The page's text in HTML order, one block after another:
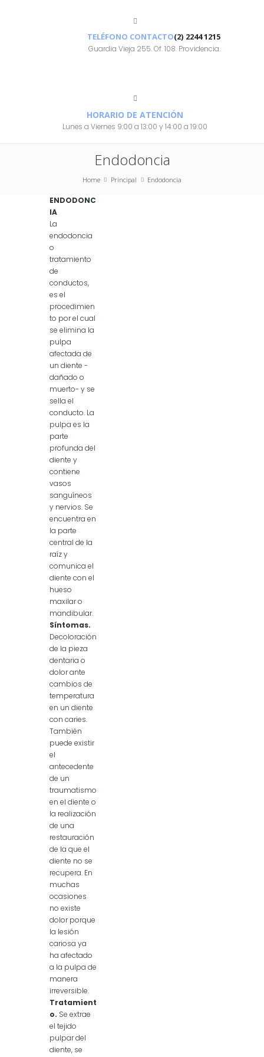
TELÉFONO CONTACTO(2) 2244 1215
Guardia Vieja 255. Of. 108. Providencia.
HORARIO DE ATENCIÓN
Lunes a Viernes 9:00 a 13:00 y 14:00 a 19:00
Endodoncia
Home Principal Endodoncia
ENDODONC
IA
La
endodoncia
o
tratamiento
de
conductos,
es el
procedimien
to por el cual
se elimina la
pulpa
afectada de
un diente -
dañado o
muerto- y se
sella el
conducto. La
pulpa es la
parte
profunda del
diente y
contiene
vasos
sanguíneos
y nervios. Se
encuentra en
la parte
central de la
raíz y
comunica el
diente con el
hueso
maxilar o
mandibular.
Síntomas.
Decoloración
de la pieza
dentaria o
dolor ante
cambios de
temperatura
en un diente
con caries.
También
puede existir
el
antecedente
de un
traumatismo
en el diente o
la realización
de una
restauración
de la que el
diente no se
recupera. En
muchas
ocasiones
no existe
dolor porque
la lesión
cariosa ya
ha afectado
a la pulpa de
manera
irreversible.
Tratamient
o. Se extrae
el tejido
pulpar del
diente, se